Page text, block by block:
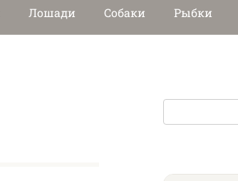
Лошади Собаки Рыбки